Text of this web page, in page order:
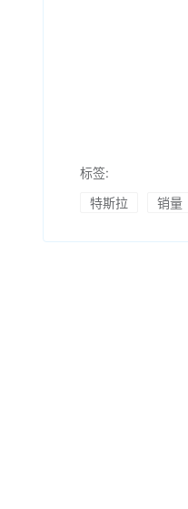
标签:
特斯拉
销量